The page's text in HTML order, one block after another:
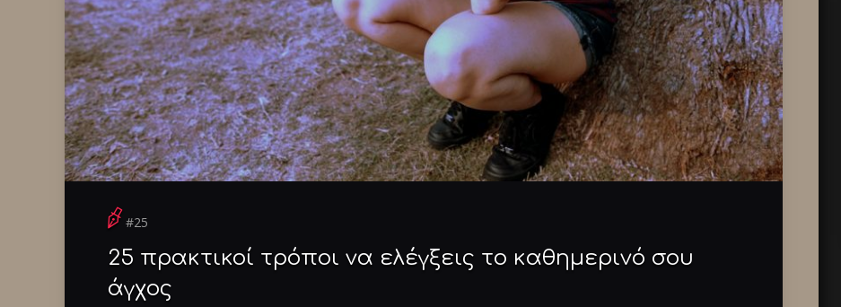
#25
25 πρακτικοί τρόποι να ελέγξεις το καθημερινό σου
άγχος